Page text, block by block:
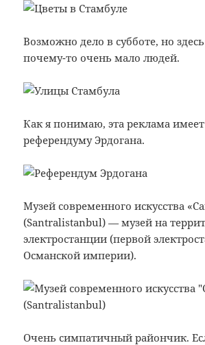
Возможно дело в субботе, но
почему-то очень мало людей.
Как я понимаю, эта реклама
референдуму Эрдогана.
Музей современного искусства
(Santralistanbul) — музей на
электростанции (первой
Османской империи).
Очень симпатичный райончик.